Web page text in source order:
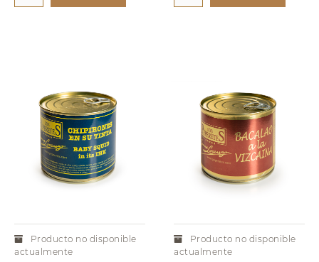
Producto no disponible
actualmente
Producto no disponible
actualmente